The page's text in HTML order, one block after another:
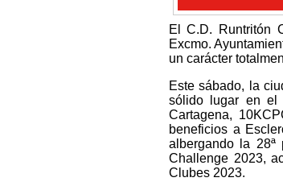
El C.D. Runtritón
Excmo.
un carácter
Este sábado, la
sólido lugar en el
Cartagena,
beneficios a
albergando la 28ª
Challenge 2023,
Clubes 2023.